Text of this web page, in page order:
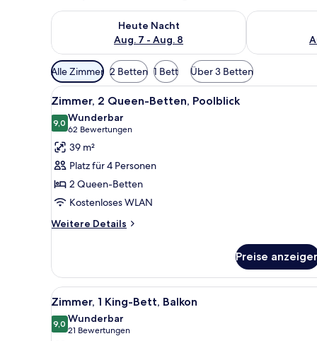
Heute Nacht
Aug. 7 - Aug. 8
Überprüfe die Verfügbarkeit für heute Nacht, Aug. 7
Überprüfe
Verfügbare
Filter
für
Zimmer
Alle Zimmer 2 Betten 1 Bett Über 3 Betten
Alle
Fotos
für
Zimmer,
2 Queen-
Betten,
Poolblick
anzeigen
Hochwertige Bettwaren,
6
Zimmer, 2 Queen-Betten, Poolblick
9,09,0 von 10
Wunderbar
62 Bewertungen
(62
Bewertungen)
39 m²
Platz für 4 Personen
2 Queen-Betten
Kostenloses WLAN
Weitere Details
Weitere
2 Queen-
Betten,
Poolblick
Preise
Alle
Fotos
für
Hochwertige Bettwaren,
7
Zimmer, 1 King-Bett, Balkon
9,09,0 von 10
Wunderbar
21 Bewertungen
(21